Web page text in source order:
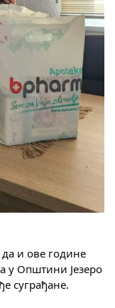
и ове године
у Општини Језеро
суграђане.